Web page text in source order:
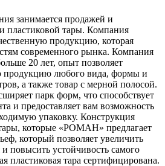
занимается продажей и
пластиковой тары. Компания
продукцию, которая
современного рынка. Компания
20 лет, опыт позволяет
продукцию любого вида, формы и
а также товар с мерной полосой.
парк форм, что способствует
и предоставляет вам возможность
упаковку. Конструкция
которые «РОМАН» предлагает
который позволяет увеличить
повысить устойчивость самого
пластиковая тара сертифицирована.